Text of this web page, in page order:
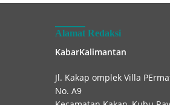
Alamat Redaksi
KabarKalimantan
Jl. Kakap omplek Villa
No. A9